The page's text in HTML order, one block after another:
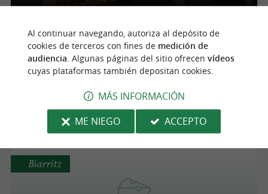
Queso de Granja Elizarea
Deliciosos quesos en el corazón de los viñedos
de Irouléguy
Saint-Étienne-de-Baïgorry
Biarritz
Al continuar navegando, autoriza al depósito de
cookies de terceros con fines de medición de
audiencia. Algunas páginas del sitio ofrecen vídeos
cuyas plataformas también depositan cookies.
MÁS INFORMACIÓN
ME NIEGO
ACCEPTO